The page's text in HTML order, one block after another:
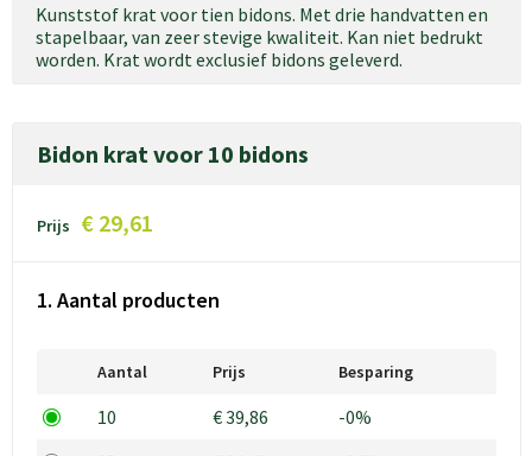
Kunststof krat voor tien bidons. Met drie handvatten en
stapelbaar, van zeer stevige kwaliteit. Kan niet bedrukt
worden. Krat wordt exclusief bidons geleverd.
Bidon krat voor 10 bidons
Prijs € 29,61
1. Aantal producten
Aantal Prijs Besparing
10 € 39,86
-0%